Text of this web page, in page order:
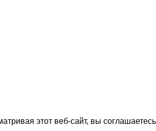
этот веб-сайт, вы